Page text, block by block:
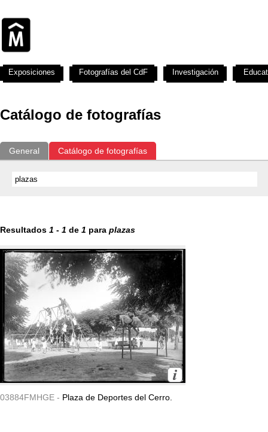
Catálogo de fotografías
General Catálogo de fotografías
Resultados 1 - 1 de 1 para plazas
03884FMHGE - Plaza de Deportes del Cerro.
Exposiciones Fotografías del CdF Investigación